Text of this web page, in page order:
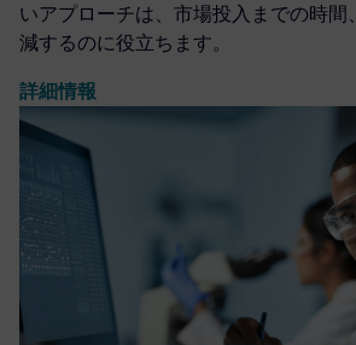
いアプローチは、市場投入までの時間
減するのに役立ちます。
詳細情報